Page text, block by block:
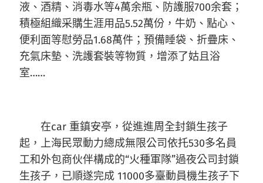
液、酒精、消毒水等4萬余瓶、防護服700余套；
積極組織采購生涯用品5.52萬份，牛奶、點心、
便利面等慰勞品1.68萬件；預備睡袋、折疊床、
充氣床墊、洗護套裝等物質，增添了姑且浴
室……
在car 重鎮安亭，從進進周全封鎖生孩子
起，上海民眾動力總成無限公司依托530多名員
工和外包商伙伴構成的“火種軍隊”過夜公司封鎖
生孩子，已順遂完成 11000多臺動員機生孩子下